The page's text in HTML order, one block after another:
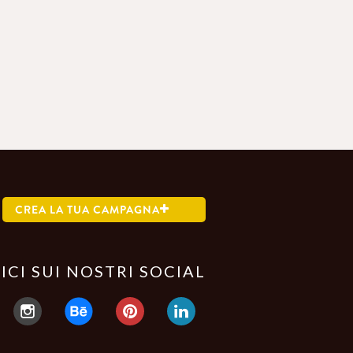
CREA LA TUA CAMPAGNA
SUI NOSTRI SOCIAL